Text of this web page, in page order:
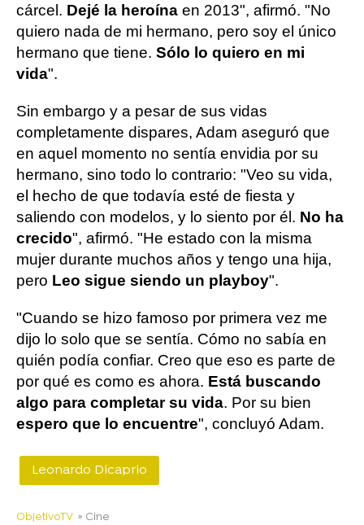
cárcel. Dejé la heroína en 2013", afirmó. "No
quiero nada de mi hermano, pero soy el único
hermano que tiene. Sólo lo quiero en mi
vida".
Sin embargo y a pesar de sus vidas
completamente dispares, Adam aseguró que
en aquel momento no sentía envidia por su
hermano, sino todo lo contrario: "Veo su vida,
el hecho de que todavía esté de fiesta y
saliendo con modelos, y lo siento por él. No ha
crecido", afirmó. "He estado con la misma
mujer durante muchos años y tengo una hija,
pero Leo sigue siendo un playboy".
"Cuando se hizo famoso por primera vez me
dijo lo solo que se sentía. Cómo no sabía en
quién podía confiar. Creo que eso es parte de
por qué es como es ahora. Está buscando
algo para completar su vida. Por su bien
espero que lo encuentre", concluyó Adam.
Leonardo Dicaprio
ObjetivoTV » Cine